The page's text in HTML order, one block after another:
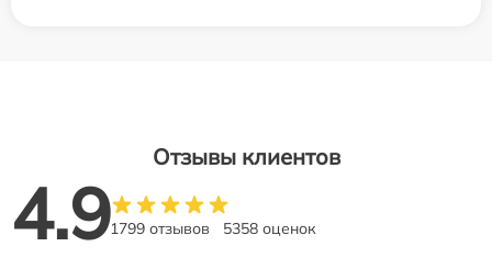
Отзывы клиентов
4.91799 отзывов 5358 оценок